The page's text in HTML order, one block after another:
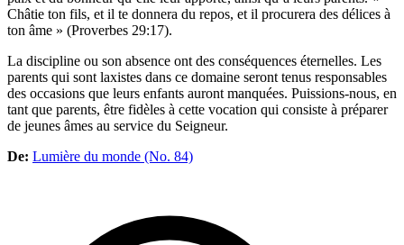
Châtie ton fils, et il te donnera du repos, et il procurera des délices à
ton âme » (Proverbes 29:17).
La discipline ou son absence ont des conséquences éternelles. Les
parents qui sont laxistes dans ce domaine seront tenus responsables
des occasions que leurs enfants auront manquées. Puissions-nous, en
tant que parents, être fidèles à cette vocation qui consiste à préparer
de jeunes âmes au service du Seigneur.
De: Lumière du monde (No. 84)